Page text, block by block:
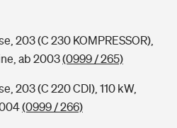
203 (C 230 KOMPRESSOR),
ab 2003(0999 / 265)
203 (C 220 CDI), 110 kW,
(0999 / 266)